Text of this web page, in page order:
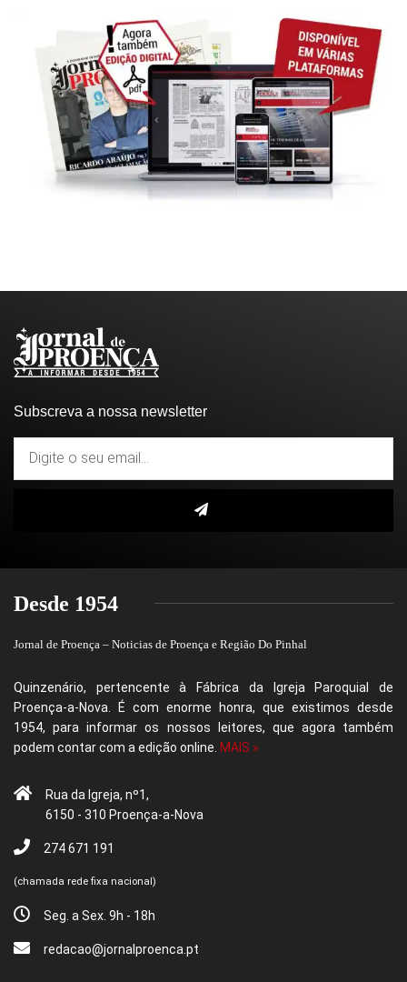
Subscreva a nossa newsletter
Desde 1954
Jornal de Proença – Noticias de Proença e Região Do Pinhal
Quinzenário, pertencente à Fábrica da Igreja Paroquial de
Proença-a-Nova. É com enorme honra, que existimos desde
1954, para informar os nossos leitores, que agora também
podem contar com a edição online. MAIS »
Rua da Igreja, nº1,
6150 - 310 Proença-a-Nova
274 671 191
(chamada rede fixa nacional)
Seg. a Sex. 9h - 18h
redacao@jornalproenca.pt